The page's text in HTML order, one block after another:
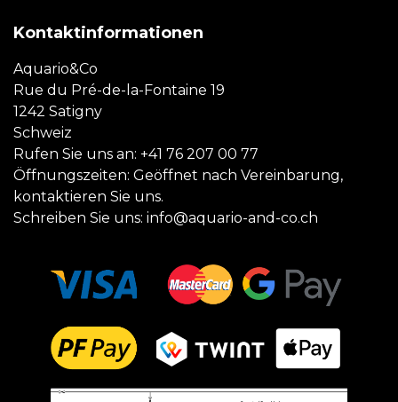
Kontaktinformationen
Aquario&Co
Rue du Pré-de-la-Fontaine 19
1242 Satigny
Schweiz
Rufen Sie uns an: +41 76 207 00 77
Öffnungszeiten: Geöffnet nach Vereinbarung,
kontaktieren Sie uns.
Schreiben Sie uns: info@aquario-and-co.ch